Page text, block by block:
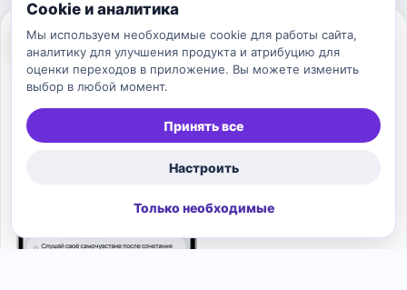
03
Контролируйте день в приложении
Вижу баланс дня по калориям, белкам, жирам и
углеводам без ручных таблиц.
Cookie и аналитика
Мы используем необходимые cookie для работы сайта,
аналитику для улучшения продукта и атрибуцию для
оценки переходов в приложение. Вы можете изменить
выбор в любой момент.
Настроить
Только необходимые
Принять все